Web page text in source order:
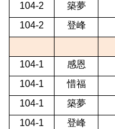
104-2
築夢
104-2
登峰
104-1 感恩
104-1
惜福
104-1
築夢
104-1
登峰